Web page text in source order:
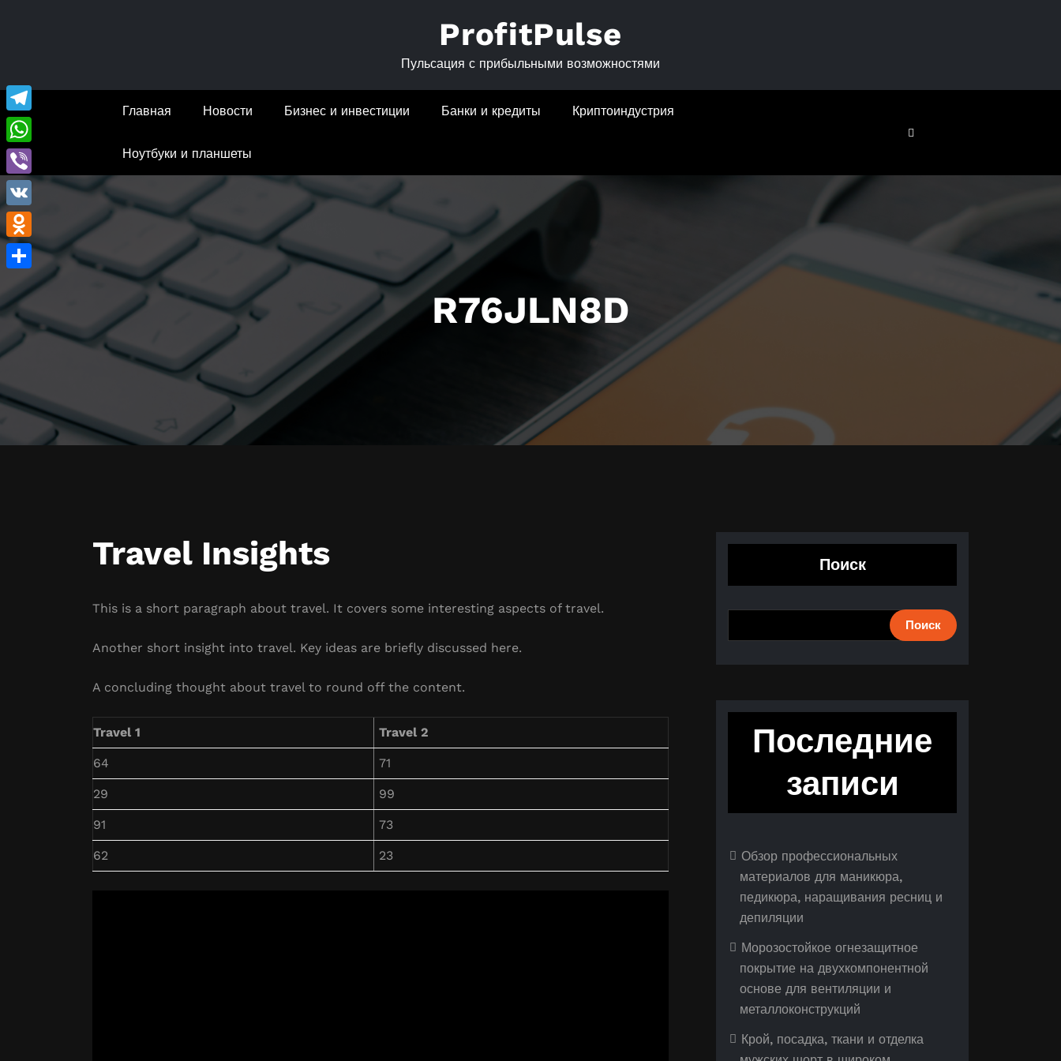
ProfitPulse
Пульсация с прибыльными возможностями
Главная Новости Бизнес и инвестиции Банки и кредиты Криптоиндустрия
Ноутбуки и планшеты
R76JLN8D
Travel Insights
This is a short paragraph about travel. It covers some interesting aspects of travel.
Another short insight into travel. Key ideas are briefly discussed here.
A concluding thought about travel to round off the content.
Travel 1 Travel 2
64 71
29 99
91 73
62 23
Поиск
Поиск
Последние
записи
Обзор профессиональных
материалов для маникюра,
педикюра, наращивания ресниц и
депиляции
Морозостойкое огнезащитное
покрытие на двухкомпонентной
основе для вентиляции и
металлоконструкций
Крой, посадка, ткани и отделка
Telegram
WhatsApp
Viber
VK
Odnoklassniki
Отправить